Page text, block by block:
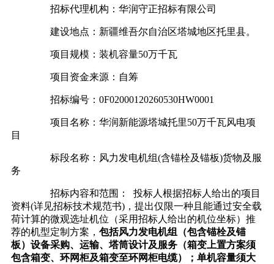
招标代理机构：华润守正招标有限公司
建设地点：新疆维吾尔自治区塔城地区托里县。
项目规模：装机容量50万千瓦
项目资金来源：自筹
招标编号：0F02000120260530HW0001
项目名称：华润新能源塔城托里50万千瓦风电项
目
标段名称：风力发电机组(含锚栓及锚板)货物及服
务
招标内容和范围： 投标人根据招标人给出的项目
资料(详见招标技术规范书)，提出仅限一种且能通过安全载
荷计算的微观选址机位（采用招标人给出的机位坐标）推
荐的机型定制方案， 包括风力发电机组（包含锚栓及锚
板）设备采购、运输、塔筒设计及服务（箱变上置方案须
包含箱变、环网柜及箱变至环网柜电缆）；单机容量须大